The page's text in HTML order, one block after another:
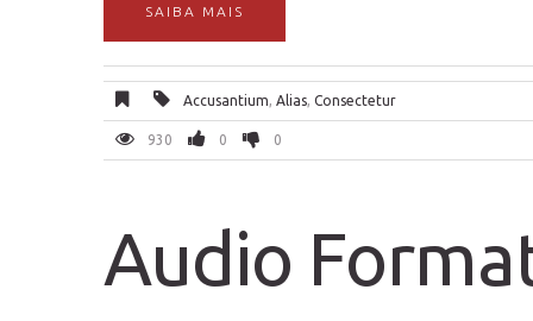
SAIBA MAIS
Accusantium, Alias, Consectetur
930 0 0
Audio